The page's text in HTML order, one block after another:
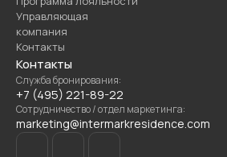
Управляющая
компания
Контакты
Контакты
Служба бронирования:
+7 (495) 221-89-22
Сотрудничество / отдел маркетинга:
marketing@intermarkresidence.com